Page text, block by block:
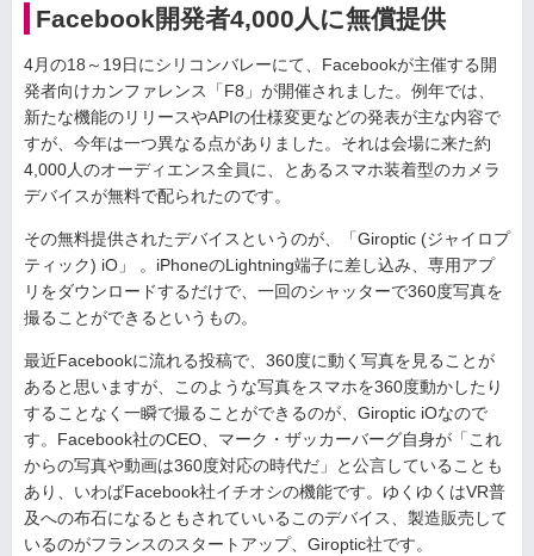
Facebook開発者4,000人に無償提供
4月の18～19日にシリコンバレーにて、Facebookが主催する開
発者向けカンファレンス「F8」が開催されました。例年では、
新たな機能のリリースやAPIの仕様変更などの発表が主な内容で
すが、今年は一つ異なる点がありました。それは会場に来た約
4,000人のオーディエンス全員に、とあるスマホ装着型のカメラ
デバイスが無料で配られたのです。
その無料提供されたデバイスというのが、「Giroptic (ジャイロプ
ティック) iO」 。iPhoneのLightning端子に差し込み、専用アプ
リをダウンロードするだけで、一回のシャッターで360度写真を
撮ることができるというもの。
最近Facebookに流れる投稿で、360度に動く写真を見ることが
あると思いますが、このような写真をスマホを360度動かしたり
することなく一瞬で撮ることができるのが、Giroptic iOなので
す。Facebook社のCEO、マーク・ザッカーバーグ自身が「これ
からの写真や動画は360度対応の時代だ」と公言していることも
あり、いわばFacebook社イチオシの機能です。ゆくゆくはVR普
及への布石になるともされていいるこのデバイス、製造販売して
いるのがフランスのスタートアップ、Giroptic社です。